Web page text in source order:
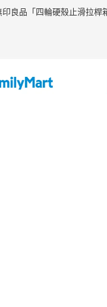
良品「四輪硬殼止滑拉